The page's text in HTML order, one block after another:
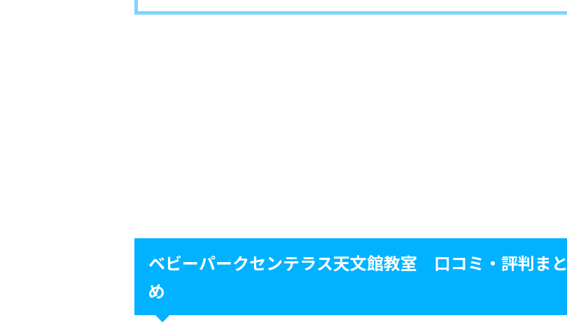
ベビーパークセンテラス天文館教室 口コミ・評判まと
め